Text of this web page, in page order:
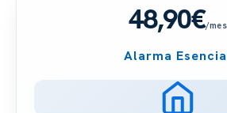
48,90€/mes
Alarma